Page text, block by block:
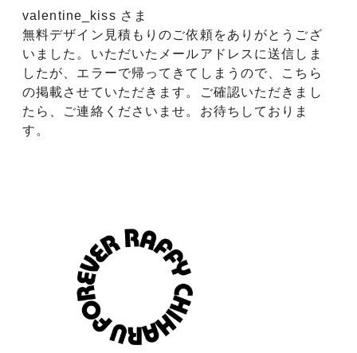
valentine_kiss さま
無料デザイン見積もりのご依頼をありがとうござ
いました。いただいたメールアドレスに送信しま
したが、エラーで帰ってきてしまうので、こちら
の掲載させていただきます。ご確認いただきまし
たら、ご連絡くださいませ。お待ちしておりま
す。